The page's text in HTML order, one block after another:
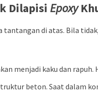
Dilapisi Epoxy
di atas. Bila
menjadi kaku dan
beton. Saat dalam